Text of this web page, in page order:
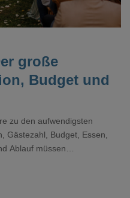
große
Budget und
zu den aufwendigsten
Gästezahl, Budget, Essen,
Ablauf müssen
organisiert ist und trotzdem